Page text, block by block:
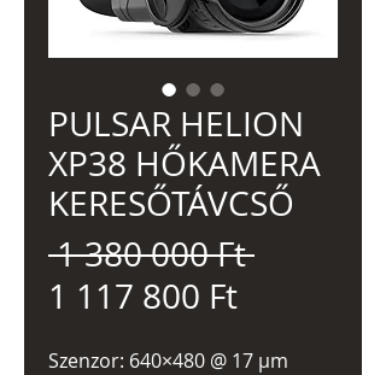
PULSAR HELION
XP38 HŐKAMERA
KERESŐTÁVCSŐ
1 380 000 Ft Szokásos
1 117 800 FtAkciós
Szenzor: 640×480 @ 17 µm